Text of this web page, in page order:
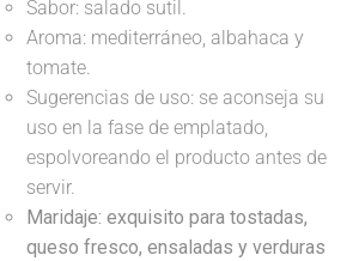
Sabor: salado sutil.
Aroma: mediterráneo, albahaca y
tomate.
Sugerencias de uso: se aconseja su
uso en la fase de emplatado,
espolvoreando el producto antes de
servir.
Maridaje: exquisito para tostadas,
queso fresco, ensaladas y verduras